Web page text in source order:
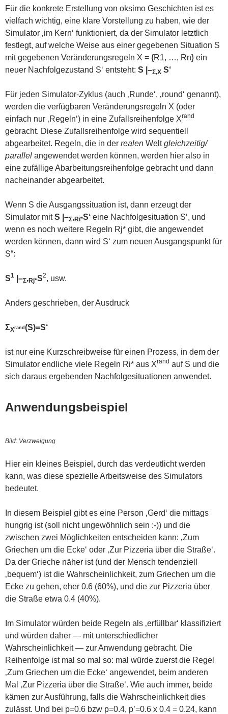
Für die konkrete Erstellung von oksimo Geschichten ist es
vielfach wichtig, eine klare Vorstellung zu haben, wie der
Simulator ‚im Kern‘ funktioniert, da der Simulator letztlich
festlegt, auf welche Weise aus einer gegebenen Situation S
mit gegebenen Veränderungsregeln X = {R1, …, Rn} ein
neuer Nachfolgezustand S‘ entsteht: S |–Σ,X S‘
Für jeden Simulator-Zyklus (auch ‚Runde‘, ‚round‘ genannt),
werden die verfügbaren Veränderungsregeln X (oder
einfach nur ‚Regeln‘) in eine Zufallsreihenfolge Xrand
gebracht. Diese Zufallsreihenfolge wird sequentiell
abgearbeitet. Regeln, die in der realen Weltgleichzeitig/
parallel angewendet werden können, werden hier also in
eine zufällige Abarbeitungsreihenfolge gebracht und dann
nacheinander abgearbeitet.
Wenn S die Ausgangssituation ist, dann erzeugt der
Simulator mitS |–Σ,Ri*S‘ eine Nachfolgesituation S‘, und
wenn es noch weitere Regeln Rj* gibt, die angewendet
werden können, dann wird S‘ zum neuen Ausgangspunkt für
S“:
S1 |–Σ,Rj*S2, usw.
Anders geschrieben, der Ausdruck
ΣXrand (S)=S‘
ist nur eine Kurzschreibweise für einen Prozess, in dem der
Simulator endliche viele Regeln Ri* aus Xrand auf S und die
sich daraus ergebenden Nachfolgesituationen anwendet.
Anwendungsbeispiel
Bild: Verzweigung
Hier ein kleines Beispiel, durch das verdeutlicht werden
kann, was diese spezielle Arbeitsweise des Simulators
bedeutet.
In diesem Beispiel gibt es eine Person ‚Gerd‘ die mittags
hungrig ist (soll nicht ungewöhnlich sein :-)) und die
zwischen zwei Möglichkeiten entscheiden kann: ‚Zum
Griechen um die Ecke‘ oder ‚Zur Pizzeria über die Straße‘.
Da der Grieche näher ist (und der Mensch tendenziell
‚bequem‘) ist die Wahrscheinlichkeit, zum Griechen um die
Ecke zu gehen, eher 0.6 (60%), und die zur Pizzeria über
die Straße etwa 0.4 (40%).
Im Simulator würden beide Regeln als ‚erfüllbar‘ klassifiziert
und würden daher — mit unterschiedlicher
Wahrscheinlichkeit — zur Anwendung gebracht. Die
Reihenfolge ist mal so mal so: mal würde zuerst die Regel
‚Zum Griechen um die Ecke‘ angewendet, beim anderen
Mal ‚Zur Pizzeria über die Straße‘. Wie auch immer, beide
kämen zur Ausführung, falls die Wahrscheinlichkeit dies
zulässt. Und bei p=0.6 bzw p=0.4, p’=0.6 x 0.4 = 0.24, kann